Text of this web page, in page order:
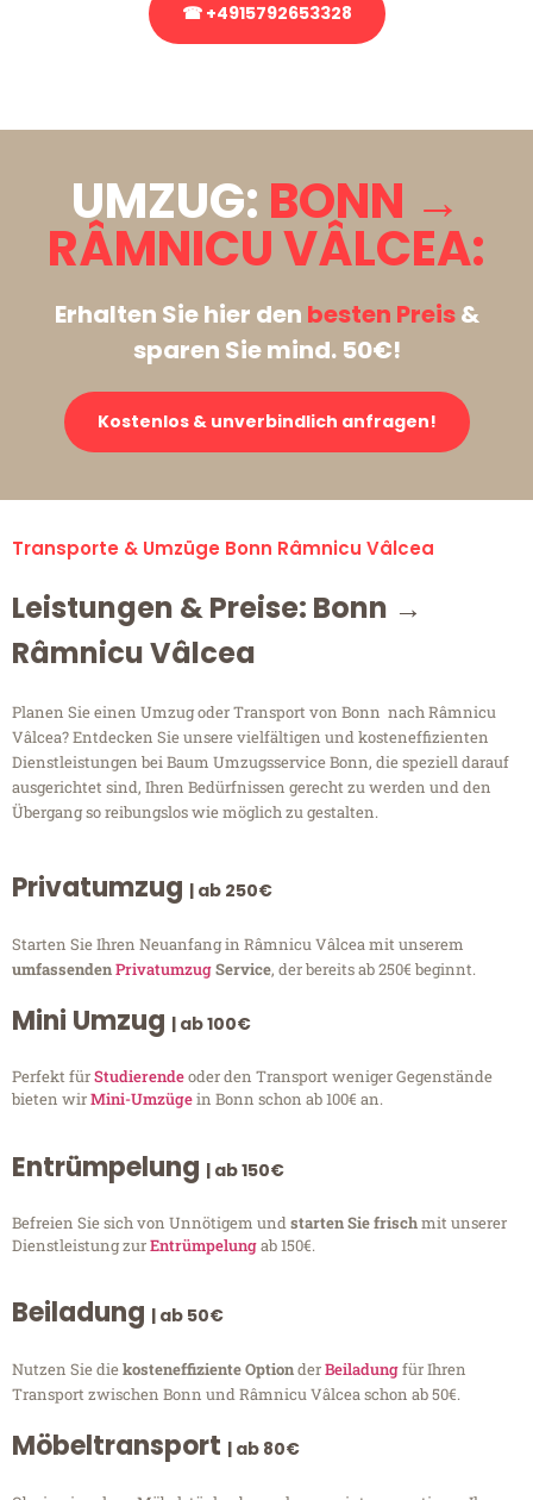
☎ +4915792653328
UMZUG: BONN →
RÂMNICU VÂLCEA:
Erhalten Sie hier den besten Preis&
sparen Sie mind. 50€!
Kostenlos & unverbindlich anfragen!
Transporte & Umzüge Bonn Râmnicu Vâlcea
Leistungen & Preise: Bonn →
Râmnicu Vâlcea
Planen Sie einen Umzug oder Transport von Bonn nach Râmnicu
Vâlcea? Entdecken Sie unsere vielfältigen und kosteneffizienten
Dienstleistungen bei Baum Umzugsservice Bonn, die speziell darauf
ausgerichtet sind, Ihren Bedürfnissen gerecht zu werden und den
Übergang so reibungslos wie möglich zu gestalten.
Privatumzug | ab 250€
Starten Sie Ihren Neuanfang in Râmnicu Vâlcea mit unserem
umfassendenPrivatumzugService, der bereits ab 250€ beginnt.
Mini Umzug | ab 100€
Perfekt fürStudierendeoder den Transport weniger Gegenstände
bieten wirMini-Umzügein Bonn schon ab 100€ an.
Entrümpelung | ab 150€
Befreien Sie sich von Unnötigem undstarten Sie frischmit unserer
Dienstleistung zurEntrümpelungab 150€.
Beiladung | ab 50€
Nutzen Sie diekosteneffiziente OptionderBeiladungfür Ihren
Transport zwischen Bonn und Râmnicu Vâlcea schon ab 50€.
Möbeltransport | ab 80€